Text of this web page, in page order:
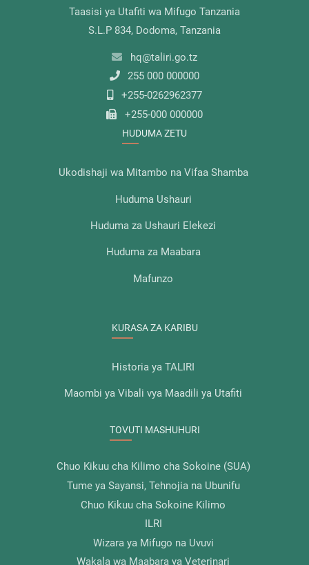
Taasisi ya Utafiti wa Mifugo Tanzania
S.L.P 834, Dodoma, Tanzania
hq@taliri.go.tz
255 000 000000
+255-0262962377
+255-000 000000
HUDUMA ZETU
Ukodishaji wa Mitambo na Vifaa Shamba
Huduma Ushauri
Huduma za Ushauri Elekezi
Huduma za Maabara
Mafunzo
KURASA ZA KARIBU
Historia ya TALIRI
Maombi ya Vibali vya Maadili ya Utafiti
TOVUTI MASHUHURI
Chuo Kikuu cha Kilimo cha Sokoine (SUA)
Tume ya Sayansi, Tehnojia na Ubunifu
Chuo Kikuu cha Sokoine Kilimo
ILRI
Wizara ya Mifugo na Uvuvi
Wakala wa Maabara ya Veterinari